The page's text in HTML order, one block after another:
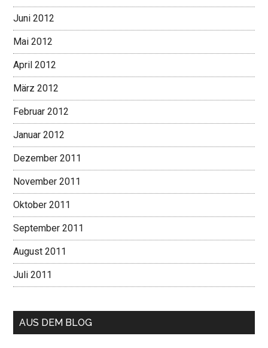
Juni 2012
Mai 2012
April 2012
März 2012
Februar 2012
Januar 2012
Dezember 2011
November 2011
Oktober 2011
September 2011
August 2011
Juli 2011
AUS DEM BLOG